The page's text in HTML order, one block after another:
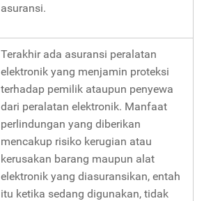
asuransi.
Terakhir ada asuransi peralatan
elektronik yang menjamin proteksi
terhadap pemilik ataupun penyewa
dari peralatan elektronik. Manfaat
perlindungan yang diberikan
mencakup risiko kerugian atau
kerusakan barang maupun alat
elektronik yang diasuransikan, entah
itu ketika sedang digunakan, tidak